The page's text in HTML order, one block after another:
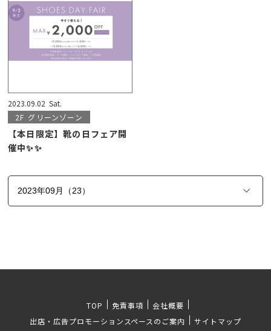
2023.09.02 Sat.
2F グリーンゾーン
【本日限定】靴の日フェア開
催中✨✨
TOP 免責事項
会社概要
出店・広告プロモーションスペースのご案内
サイトマップ